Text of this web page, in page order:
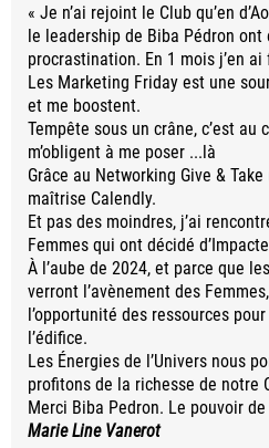
« Je n’ai rejoint le Club qu’en
le leadership de Biba Pédron ont
procrastination. En 1 mois j’en ai
Les Marketing Friday est une
et me boostent.
Tempête sous un crâne, c’est
m’obligent à me poser ...là
Grâce au Networking Give &
maîtrise Calendly.
Et pas des moindres, j’ai
Femmes qui ont décidé
À l’aube de 2024, et parce que
verront l’avènement des
l’opportunité des ressources
l’édifice.
Les Énergies de l’Univers nous
profitons de la richesse de notre
Merci Biba Pedron. Le pouvoir
Marie Line Vanerot